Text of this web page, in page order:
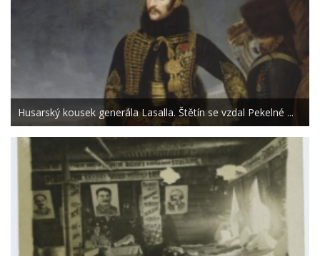
Husarský kousek generála Lasalla. Štětín se vzdal Pekelné ...